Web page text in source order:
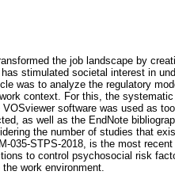
the job landscape by
stimulated societal interest in
was to analyze the regulatory
context. For this, the
software was used as
as well as the EndNote
the number of studies that
035-STPS-2018, is the most
to control psychosocial risk
work environment.